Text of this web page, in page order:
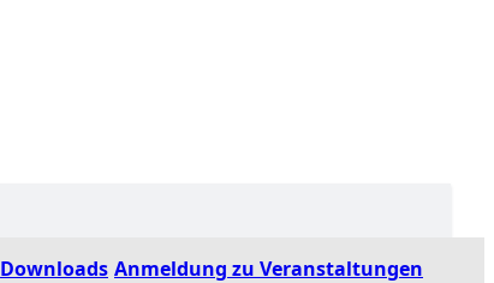
Downloads Anmeldung zu Veranstaltungen